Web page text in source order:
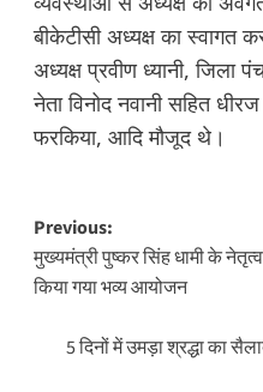
बीकेटीसी अध्यक्ष का स्वागत
अध्यक्ष प्रवीण ध्यानी, जिला
नेता विनोद नवानी सहित
फरकिया, आदि मौजूद थे।
Post
navigation
Previous:
मुख्यमंत्री पुष्कर सिंह धामी के नेतृत्व
किया गया भव्य आयोजन
5 दिनों में उमड़ा श्रद्धा का